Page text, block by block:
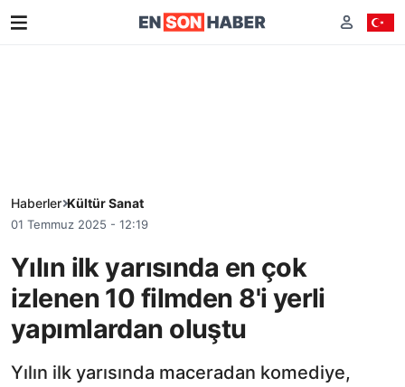
Haberler Kültür Sanat
01 Temmuz 2025 - 12:19
Yılın ilk yarısında en çok
izlenen 10 filmden 8'i yerli
yapımlardan oluştu
Yılın ilk yarısında maceradan komediye,